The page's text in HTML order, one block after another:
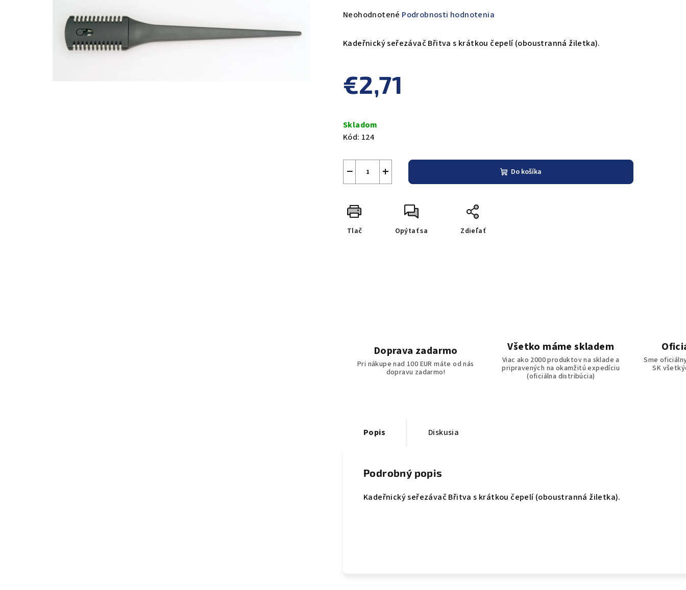
Priemerné
produktu
5
hviezdičiek.
Neohodnotené Podrobnosti hodnotenia
Kadeřnický seřezávač Břitva s krátkou čepelí (oboustranná žiletka).
€2,71
cena:
Skladom
Kód: 124
+
− Do košíka
Tlač Opýtať sa Zdieľať
Doprava zadarmo
Pri nákupe nad 100 EUR máte od nás
dopravu zadarmo!
Všetko máme skladem
Viac ako 2000 produktov na sklade a
pripravených na okamžitú expedíciu
(oficiálna distribúcia)
Sme
SK
Popis Diskusia
Podrobný popis
Kadeřnický seřezávač Břitva s krátkou čepelí (oboustranná žiletka).